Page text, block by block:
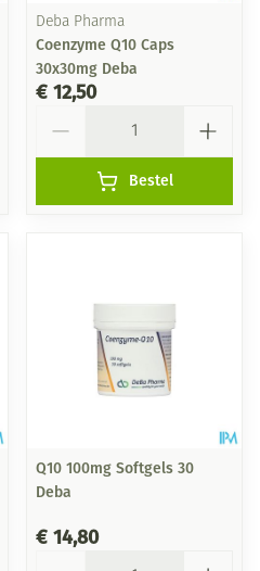
Deba Pharma
Coenzyme Q10 Caps
30x30mg Deba
€ 12,50
Bestel
Q10 100mg Softgels 30
Deba
€ 14,80